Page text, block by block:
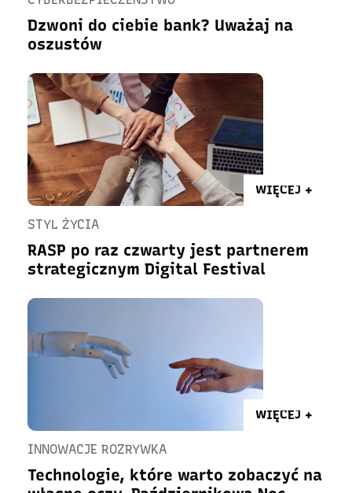
Dzwoni do ciebie bank? Uważaj na
oszustów
WIĘCEJ +
STYL ŻYCIA
RASP po raz czwarty jest partnerem
strategicznym Digital Festival
WIĘCEJ +
INNOWACJE ROZRYWKA
Technologie, które warto zobaczyć na